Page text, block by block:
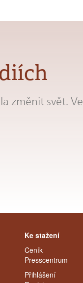
změnit svět. Ve
Ke stažení
Ceník
Presscentrum
Přihlášení